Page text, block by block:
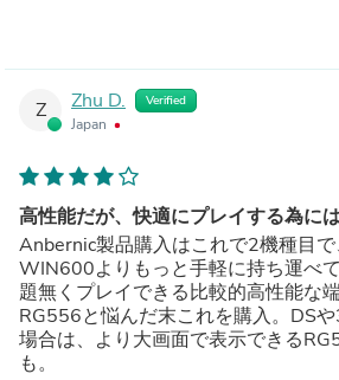
Z Zhu D. Verified
Japan
高性能だが、快適にプレイする為に
Anbernic製品購入はこれで2機種目
WIN600よりもっと手軽に持ち運べ
題無くプレイできる比較的高性能な
RG556と悩んだ末これを購入。DS
場合は、より大画面で表示できる
も。